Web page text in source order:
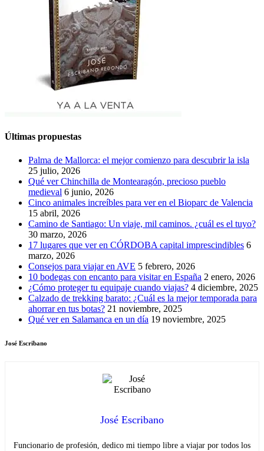
Últimas propuestas
Palma de Mallorca: el mejor comienzo para descubrir la isla
25 julio, 2026
Qué ver Chinchilla de Montearagón, precioso pueblo
medieval 6 junio, 2026
Cinco animales increíbles para ver en el Bioparc de Valencia
15 abril, 2026
Camino de Santiago: Un viaje, mil caminos. ¿cuál es el tuyo?
30 marzo, 2026
17 lugares que ver en CÓRDOBA capital imprescindibles 6
marzo, 2026
Consejos para viajar en AVE 5 febrero, 2026
10 bodegas con encanto para visitar en España 2 enero, 2026
¿Cómo proteger tu equipaje cuando viajas? 4 diciembre, 2025
Calzado de trekking barato: ¿Cuál es la mejor temporada para
ahorrar en tus botas? 21 noviembre, 2025
Qué ver en Salamanca en un día 19 noviembre, 2025
José Escribano
José Escribano
Funcionario de profesión, dedico mi tiempo libre a viajar por todos los